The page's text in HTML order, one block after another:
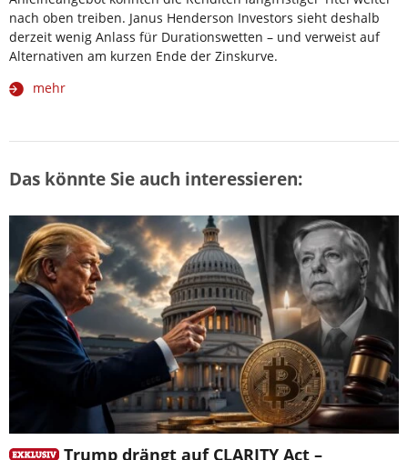
nach oben treiben. Janus Henderson Investors sieht deshalb
derzeit wenig Anlass für Durationswetten – und verweist auf
Alternativen am kurzen Ende der Zinskurve.
mehr
Das könnte Sie auch interessieren:
Trump drängt auf CLARITY Act –